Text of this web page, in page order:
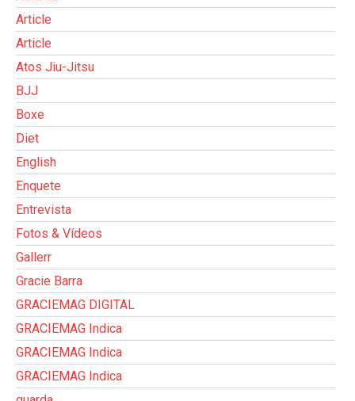
Article
Article
Atos Jiu-Jitsu
BJJ
Boxe
Diet
English
Enquete
Entrevista
Fotos & Vídeos
Gallerr
Gracie Barra
GRACIEMAG DIGITAL
GRACIEMAG Indica
GRACIEMAG Indica
GRACIEMAG Indica